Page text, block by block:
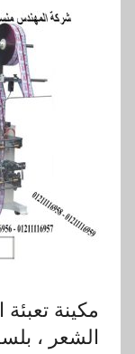
مكينة
الشعر ،